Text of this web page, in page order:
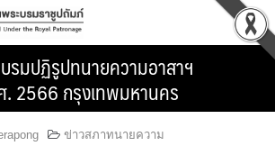
รมปฏิรูปทนายความอาสาฯ
2566 กรุงเทพมหานคร
ข่าวสภาทนายความ